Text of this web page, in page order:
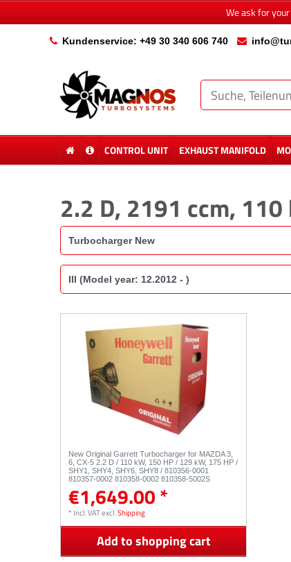
We ask for
Kundenservice: +49 30 340 606 740
CONTROL UNIT EXHAUST MANIFOLD
2.2 D, 2191 ccm,
New Original Garrett Turbocharger for MAZDA 3,
6, CX-5 2.2 D / 110 kW, 150 HP / 129 kW, 175 HP /
SHY1, SHY4, SHY6, SHY8 / 810356-0001
810357-0002 810358-0002 810358-5002S
€1,649.00 *
* Incl. VATexcl.Shipping
Add to shopping cart